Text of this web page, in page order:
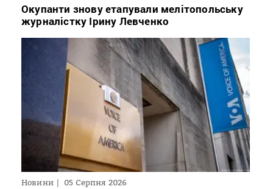
Окупанти знову етапували мелітопольську
журналістку Ірину Левченко
Новини 05 Серпня 2026